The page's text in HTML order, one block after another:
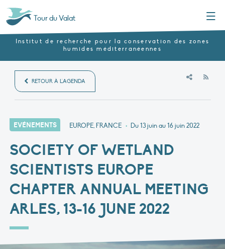
Tour du Valat
Institut de recherche pour la conservation des zones
humides méditerranéennes
RETOUR À L'AGENDA
EVÉNEMENTS EUROPE, FRANCE • Du 13 juin au 16 juin 2022
SOCIETY OF WETLAND
SCIENTISTS EUROPE
CHAPTER ANNUAL MEETING
ARLES, 13-16 JUNE 2022